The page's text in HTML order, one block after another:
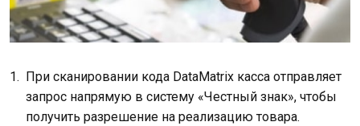
При сканировании кода DataMatrix касса отправляет
запрос напрямую в систему «Честный знак», чтобы
получить разрешение на реализацию товара.